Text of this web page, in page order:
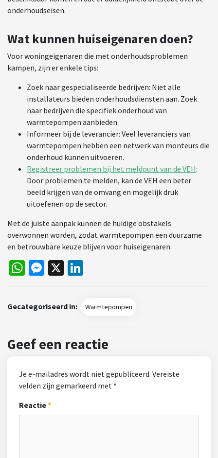
onderhoudseisen.
Wat kunnen huiseigenaren doen?
Voor woningeigenaren die met onderhoudsproblemen
kampen, zijn er enkele tips:
Zoek naar gespecialiseerde bedrijven: Niet alle
installateurs bieden onderhoudsdiensten aan. Zoek
naar bedrijven die specifiek onderhoud van
warmtepompen aanbieden.
Informeer bij de leverancier: Veel leveranciers van
warmtepompen hebben een netwerk van monteurs die
onderhoud kunnen uitvoeren.
Registreer problemen bij het meldpunt van de VEH:
Door problemen te melden, kan de VEH een beter
beeld krijgen van de omvang en mogelijk druk
uitoefenen op de sector.
Met de juiste aanpak kunnen de huidige obstakels
overwonnen worden, zodat warmtepompen een duurzame
en betrouwbare keuze blijven voor huiseigenaren.
WhatsApp
Messenger
X
Gecategoriseerd in: Warmtepompen
Geef een reactie
Je e-mailadres wordt niet gepubliceerd. Vereiste
velden zijn gemarkeerd met *
Reactie